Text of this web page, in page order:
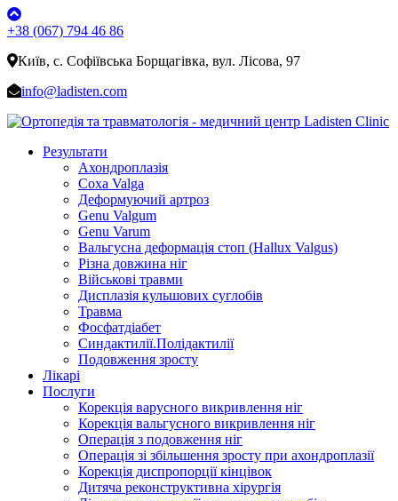
+38 (067) 794 46 86
Київ, с. Софіївська Борщагівка, вул. Лісова, 97
info@ladisten.com
Результати
Ахондроплазія
Coxa Valga
Деформуючий артроз
Genu Valgum
Genu Varum
Вальгусна деформація стоп (Hallux Valgus)
Різна довжина ніг
Військові травми
Дисплазія кульшових суглобів
Травма
Фосфатдіабет
Синдактилії.Полідактилії
Подовження зросту
Лікарі
Послуги
Корекція варусного викривлення ніг
Корекція вальгусного викривлення ніг
Операція з подовження ніг
Операція зі збільшення зросту при ахондроплазії
Корекція диспропорції кінцівок
Дитяча реконструктивна хірургія